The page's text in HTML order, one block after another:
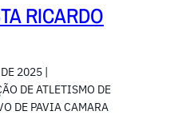
RICARDO
2025 |
DE ATLETISMO DE
DE PAVIA CAMARA